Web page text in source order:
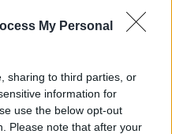
My Personal
sharing to third parties, or
information for
use the below opt-out
Please note that after your